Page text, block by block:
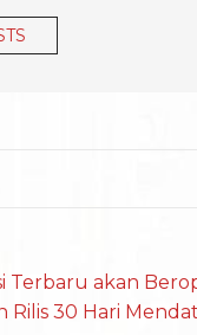
Terbaru akan
Rilis 30 Hari